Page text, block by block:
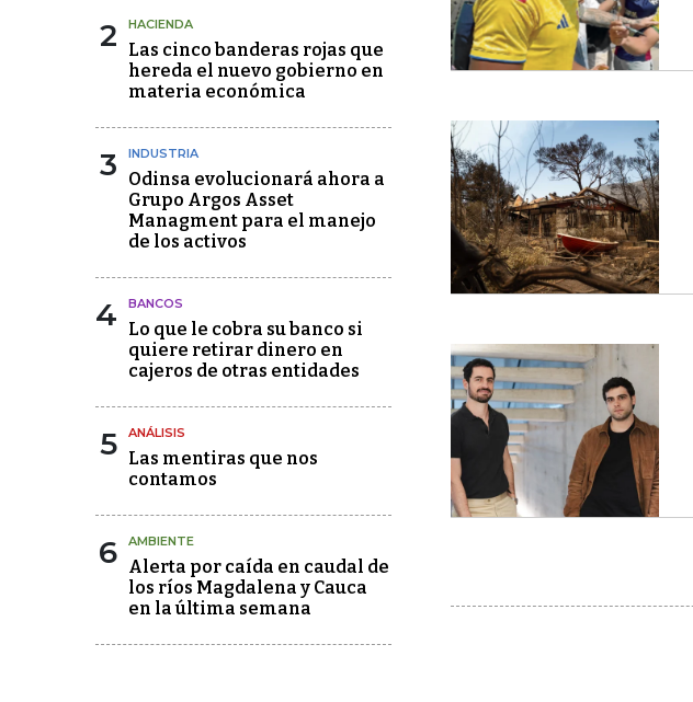
2 HACIENDA
Las cinco banderas rojas que
hereda el nuevo gobierno en
materia económica
3 INDUSTRIA
Odinsa evolucionará ahora a
Grupo Argos Asset
Managment para el manejo
de los activos
4 BANCOS
Lo que le cobra su banco si
quiere retirar dinero en
cajeros de otras entidades
5 ANÁLISIS
Las mentiras que nos
contamos
6 AMBIENTE
Alerta por caída en caudal de
los ríos Magdalena y Cauca
en la última semana